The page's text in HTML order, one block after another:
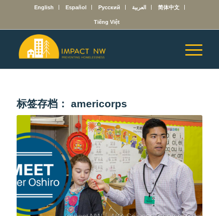
English Español Русский العربية 简体中文
Tiếng Việt
标签存档： americorps